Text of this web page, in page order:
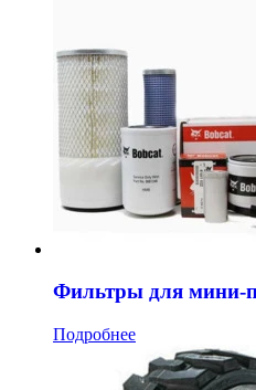
Фильтры для мини-
Подробнее